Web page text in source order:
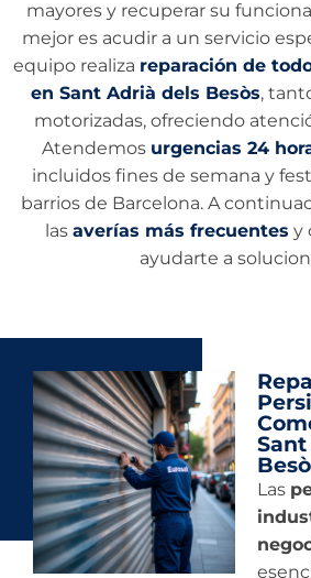
mayores y recuperar su
mejor es acudir a un servicio
equipo realiza reparación de
en Sant Adrià dels Besòs,
motorizadas, ofreciendo
Atendemos urgencias 24
incluidos fines de semana y
barrios de Barcelona. A
las averías más frecuentes y
ayudarte a
Las